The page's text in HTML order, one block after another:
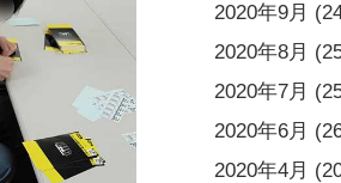
2020年9月
2020年8月
2020年7月
2020年6月
2020年4月